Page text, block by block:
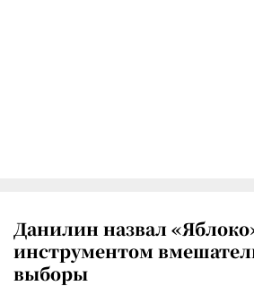
Данилин назвал
инструментом
выборы